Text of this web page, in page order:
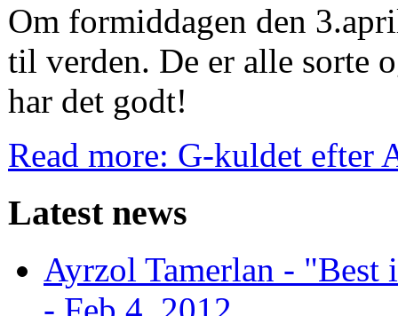
Om formiddagen den
til verden. De er alle sorte
har det godt!
Read more: G-kuldet efter
Latest news
Ayrzol Tamerlan -